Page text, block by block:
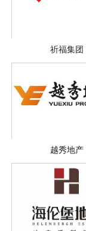
祈福集团
越秀地产